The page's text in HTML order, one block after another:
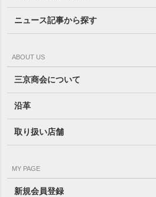
ニュース記事から探す
ABOUT US
三京商会について
沿革
取り扱い店舗
MY PAGE
新規会員登録